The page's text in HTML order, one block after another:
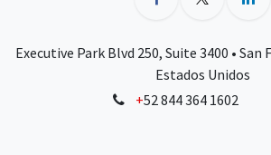
Executive Park Blvd 250, Suite 3400 • San
Estados Unidos
+52 844 364 1602